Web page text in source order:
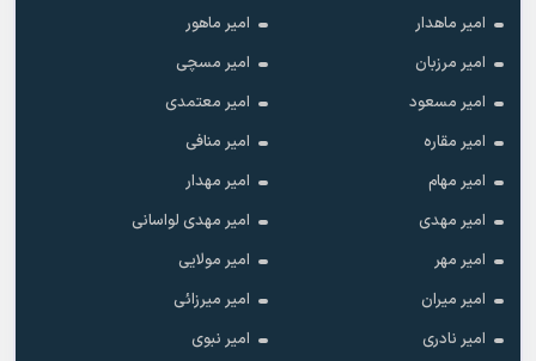
امیر ماهدار
امیر ماهور
امیر مرزبان
امیر مسچی
امیر مسعود
امیر معتمدی
امیر مقاره
امیر منافی
امیر مهام
امیر مهدار
امیر مهدی
امیر مهدی لواسانی
امیر مهر
امیر مولایی
امیر میران
امیر میرزائی
امیر نادری
امیر نبوی